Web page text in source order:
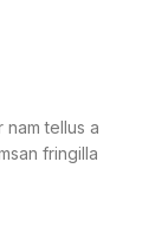
tellus a
fringilla